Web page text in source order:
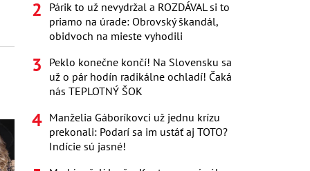
Párik to už nevydržal a ROZDÁVAL si to
priamo na úrade: Obrovský škandál,
obidvoch na mieste vyhodili
Peklo konečne končí! Na Slovensku sa
už o pár hodín radikálne ochladí! Čaká
nás TEPLOTNÝ ŠOK
Manželia Gáboríkovci už jednu krízu
prekonali: Podarí sa im ustáť aj TOTO?
Indície sú jasné!